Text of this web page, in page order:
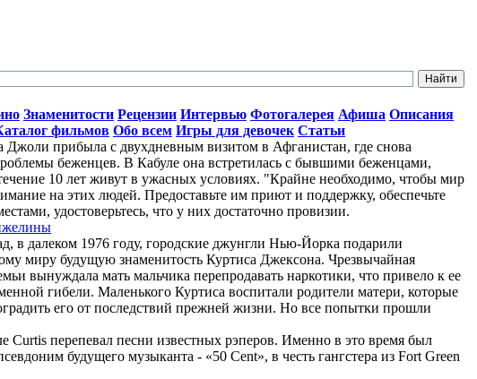
Знаменитости Рецензии Интервью Фотогалерея Афиша Описания
фильмов Обо всем Игры для девочек Статьи
прибыла с двухдневным визитом в Афганистан, где снова
беженцев. В Кабуле она встретилась с бывшими беженцами,
10 лет живут в ужасных условиях. "Крайне необходимо, чтобы мир
на этих людей. Предоставьте им приют и поддержку, обеспечьте
удостоверьтесь, что у них достаточно провизии.
в далеком 1976 году, городские джунгли Нью-Йорка подарили
миру будущую знаменитость Куртиса Джексона. Чрезвычайная
вынуждала мать мальчика перепродавать наркотики, что привело к ее
гибели. Маленького Куртиса воспитали родители матери, которые
его от последствий прежней жизни. Но все попытки прошли
Curtis перепевал песни известных рэперов. Именно в это время был
будущего музыканта - «50 Cent», в честь гангстера из Fort Green